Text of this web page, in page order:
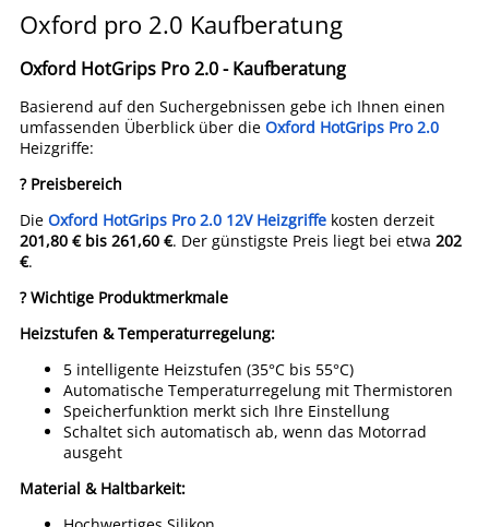
Oxford pro 2.0 Kaufberatung
Oxford HotGrips Pro 2.0 - Kaufberatung
Basierend auf den Suchergebnissen gebe ich Ihnen einen
umfassenden Überblick über die Oxford HotGrips Pro 2.0
Heizgriffe:
? Preisbereich
Die Oxford HotGrips Pro 2.0 12V Heizgriffe kosten derzeit
201,80 € bis 261,60 €. Der günstigste Preis liegt bei etwa 202
€.
? Wichtige Produktmerkmale
Heizstufen & Temperaturregelung:
5 intelligente Heizstufen (35°C bis 55°C)
Automatische Temperaturregelung mit Thermistoren
Speicherfunktion merkt sich Ihre Einstellung
Schaltet sich automatisch ab, wenn das Motorrad
ausgeht
Material & Haltbarkeit: